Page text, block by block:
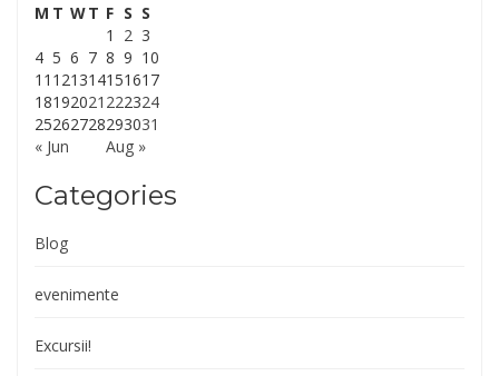
M T WT F S S
« Jun Aug »
1 2 3
4 5 6 7 8 9 10
11 121314151617
18192021 222324
25262728293031
Categories
Blog
evenimente
Excursii!